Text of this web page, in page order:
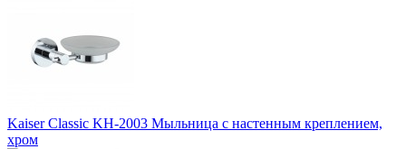
Kaiser Classic KH-2003 Мыльница с настенным креплением,
хром